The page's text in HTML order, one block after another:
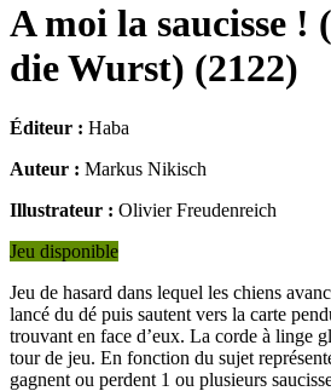
A moi la saucisse !
die Wurst) (2122)
Éditeur : Haba
Auteur : Markus Nikisch
Illustrateur : Olivier Freudenreich
Jeu disponible
Jeu de hasard dans lequel les chiens
lancé du dé puis sautent vers la carte
trouvant en face d’eux. La corde à linge
tour de jeu. En fonction du sujet
gagnent ou perdent 1 ou plusieurs